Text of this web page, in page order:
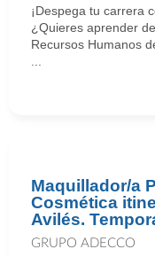
¡Despega tu carrera
¿Quieres aprender
Recursos Humanos
Maquillador/a
Cosmética
Avilés.
GRUPO ADECCO